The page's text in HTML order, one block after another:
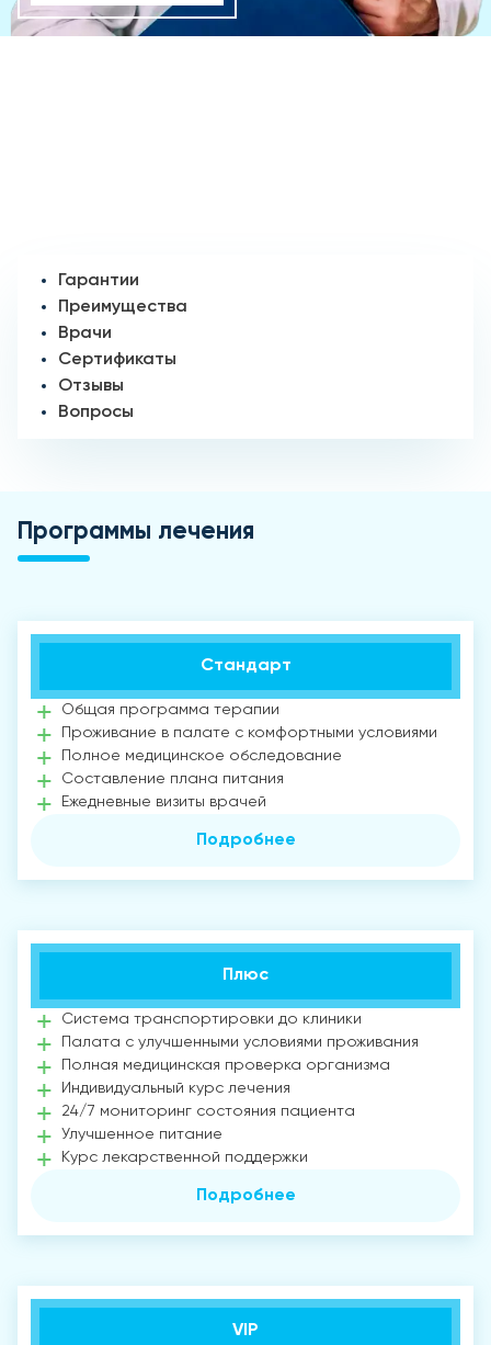
Гарантии
Преимущества
Врачи
Сертификаты
Отзывы
Вопросы
Программы лечения
Стандарт
Общая программа терапии
Проживание в палате с комфортными условиями
Полное медицинское обследование
Составление плана питания
Ежедневные визиты врачей
Подробнее
Плюс
Система транспортировки до клиники
Палата с улучшенными условиями проживания
Полная медицинская проверка организма
Индивидуальный курс лечения
24/7 мониторинг состояния пациента
Улучшенное питание
Курс лекарственной поддержки
Подробнее
VIP